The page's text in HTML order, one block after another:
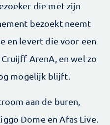
die met zijn
bezoekt neemt
en levert die voor een
ArenA, en wel zo
mogelijk blijft.
aan de buren,
Dome en Afas Live.